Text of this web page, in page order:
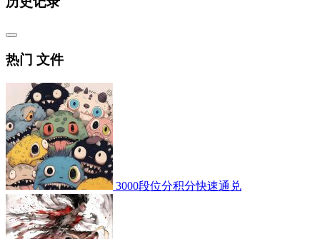
热门 文件
3000段位分积分快速通兑